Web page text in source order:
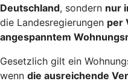
Deutschland, sondern nur
die Landesregierungen per
angespanntem
Gesetzlich gilt ein
wenn die ausreichende